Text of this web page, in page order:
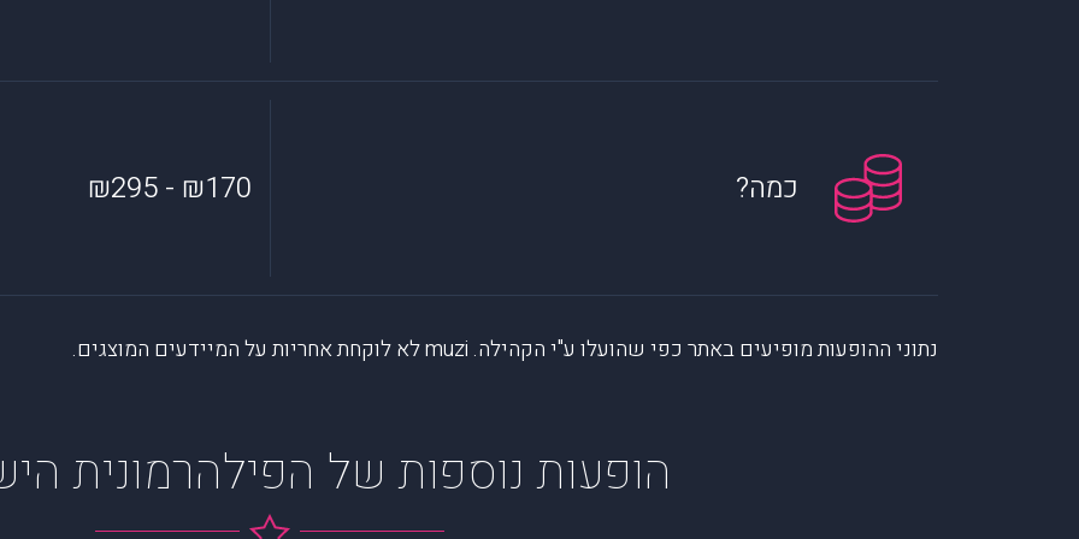
כמה? ₪170 - ₪295
נתוני ההופעות מופיעים באתר כפי שהועלו ע"י הקהילה. muzi לא לוקחת אחריות על המיידעים המוצגים.
הופעות נוספות של הפילהרמונית